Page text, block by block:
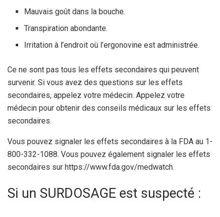
Mauvais goût dans la bouche.
Transpiration abondante.
Irritation à l’endroit où l’ergonovine est administrée.
Ce ne sont pas tous les effets secondaires qui peuvent
survenir. Si vous avez des questions sur les effets
secondaires, appelez votre médecin. Appelez votre
médecin pour obtenir des conseils médicaux sur les effets
secondaires.
Vous pouvez signaler les effets secondaires à la FDA au 1-
800-332-1088. Vous pouvez également signaler les effets
secondaires sur https://www.fda.gov/medwatch.
Si un SURDOSAGE est suspecté :